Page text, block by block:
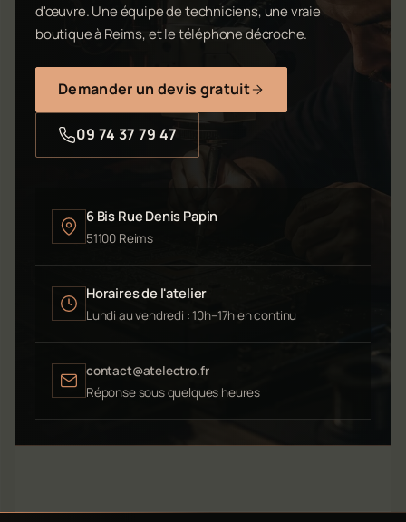
d'œuvre. Une équipe de techniciens, une vraie
boutique à Reims, et le téléphone décroche.
Demander un devis gratuit
09 74 37 79 47
6 Bis Rue Denis Papin
51100 Reims
Horaires de l'atelier
Lundi au vendredi : 10h–17h en continu
contact@atelectro.fr
Réponse sous quelques heures